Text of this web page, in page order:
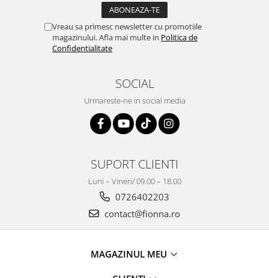
Vreau sa primesc newsletter cu promotiile
magazinului. Afla mai multe in Politica de
Confidentialitate
SOCIAL
Urmareste-ne in social media
SUPORT CLIENTI
Luni – Vineri/ 09.00 – 18.00
0726402203
contact@fionna.ro
MAGAZINUL MEU